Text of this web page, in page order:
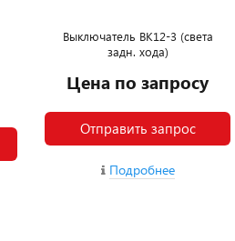
Выключатель ВК12-3 (света
задн. хода)
Цена по запросу
Отправить запрос
Подробнее